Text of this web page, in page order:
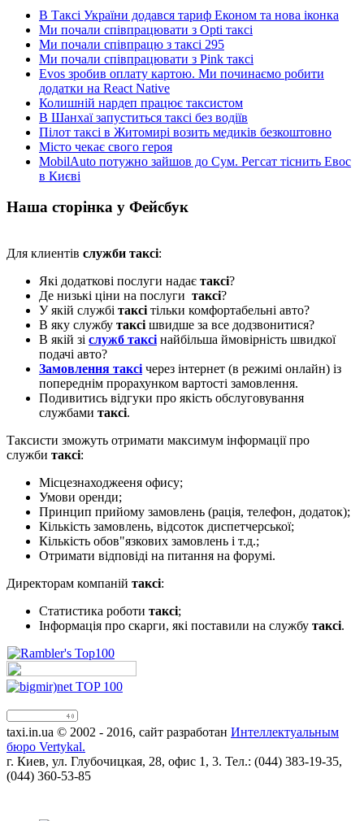
В Таксі України додався тариф Економ та нова іконка
Ми почали співпрацювати з Opti таксі
Ми почали співпрацю з таксі 295
Ми почали співпрацювати з Pink таксі
Evos зробив оплату картою. Ми починаємо робити
додатки на React Native
Колишній нардеп працює таксистом
В Шанхаї запуститься таксі без водіїв
Пілот таксі в Житомирі возить медиків безкоштовно
Місто чекає свого героя
MobilAuto потужно зайшов до Сум. Регсат тіснить Евос
в Києві
Наша сторінка у Фейсбук
Для клиентів служби таксі:
Які додаткові послуги надає таксі?
Де низькі ціни на послуги таксі?
У якій службі таксі тільки комфортабельні авто?
В яку службу таксі швидше за все додзвонитися?
В якій зі служб таксі найбільша ймовірність швидкої
подачі авто?
Замовлення таксі через інтернет (в режимі онлайн) із
попереднім прорахунком вартості замовлення.
Подивитись відгуки про якість обслуговування
службами таксі.
Таксисти зможуть отримати максимум інформації про
служби таксі:
Місцезнаходжееня офису;
Умови оренди;
Принцип прийому замовлень (рація, телефон, додаток);
Кількість замовлень, відсоток диспетчерської;
Кількість обов"язкових замовлень і т.д.;
Отримати відповіді на питання на форумі.
Директорам компаній таксі:
Статистика роботи таксі;
Інформація про скарги, які поставили на службу таксі.
taxi.in.ua © 2002 - 2016, сайт разработан Интеллектуальным
бюро Vertykal.
г. Киев, ул. Глубочицкая, 28, офис 1, 3. Тел.: (044) 383-19-35,
(044) 360-53-85